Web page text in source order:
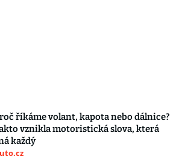
říkáme volant, kapota nebo dálnice?
vznikla motoristická slova, která
každý